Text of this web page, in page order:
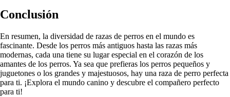
Conclusión
En resumen, la diversidad de razas de perros en el mundo es
fascinante. Desde los perros más antiguos hasta las razas más
modernas, cada una tiene su lugar especial en el corazón de los
amantes de los perros. Ya sea que prefieras los perros pequeños y
juguetones o los grandes y majestuosos, hay una raza de perro perfecta
para ti. ¡Explora el mundo canino y descubre el compañero perfecto
para ti!